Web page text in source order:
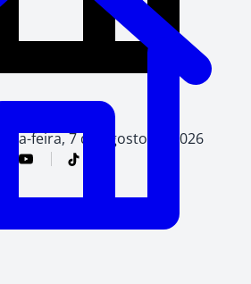
sexta-feira, 7 de agosto de 2026